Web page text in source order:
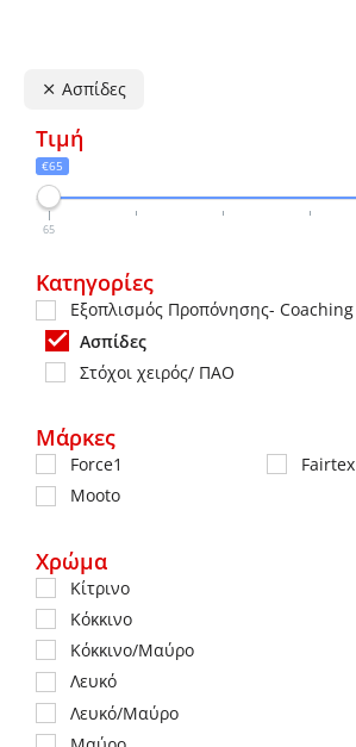
Ασπίδες
Τιμή
€65
65
Κατηγορίες
Εξοπλισμός Προπόνησης- Coaching
Ασπίδες
Στόχοι χειρός/ ΠΑΟ
Μάρκες
Force1
Fairtex
Mooto
Χρώμα
Κίτρινο
Κόκκινο
Κόκκινο/Μαύρο
Λευκό
Λευκό/Μαύρο